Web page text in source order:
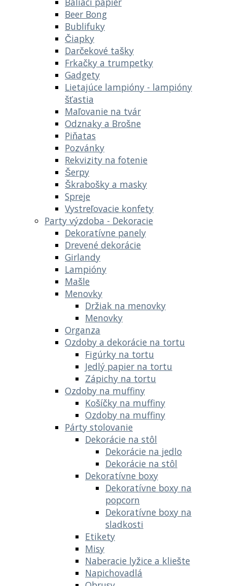
Beer Bong
Bublifuky
Čiapky
Darčekové tašky
Frkačky a trumpetky
Gadgety
Lietajúce lampióny - lampióny
šťastia
Maľovanie na tvár
Odznaky a Brošne
Piňatas
Pozvánky
Rekvizity na fotenie
Šerpy
Škrabošky a masky
Spreje
Vystreľovacie konfety
Party výzdoba - Dekoracie
Dekoratívne panely
Drevené dekorácie
Girlandy
Lampióny
Mašle
Menovky
Držiak na menovky
Menovky
Organza
Ozdoby a dekorácie na tortu
Figúrky na tortu
Jedlý papier na tortu
Zápichy na tortu
Ozdoby na muffiny
Košíčky na muffiny
Ozdoby na muffiny
Párty stolovanie
Dekorácie na stôl
Dekorácie na jedlo
Dekorácie na stôl
Dekoratívne boxy
Dekoratívne boxy na
popcorn
Dekoratívne boxy na
sladkosti
Etikety
Misy
Naberacie lyžice a kliešte
Napichovadlá